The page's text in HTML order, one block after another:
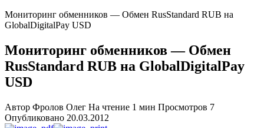
Мониторинг обменников — Обмен RusStandard RUB на
GlobalDigitalPay USD
Мониторинг обменников — Обмен
RusStandard RUB на GlobalDigitalPay
USD
Автор Фролов Олег На чтение 1 мин Просмотров 7
Опубликовано 20.03.2012